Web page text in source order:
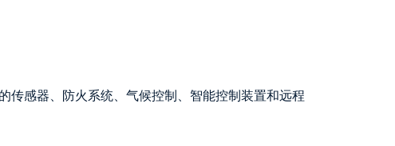
传感器、防火系统、气候控制、智能控制装置和远程